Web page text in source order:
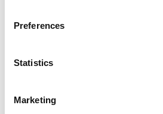
Preferences
Statistics
Marketing